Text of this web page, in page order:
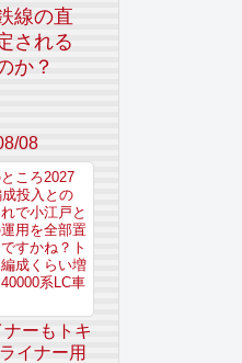
線の直
される
か？
08
ころ2027
投入との
で小江戸と
用を全部置
すかね？ト
成くらい増
系LC車
ナーもトキ
イナー用